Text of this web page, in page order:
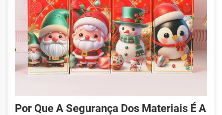
Por Que A Segurança Dos Materiais É A